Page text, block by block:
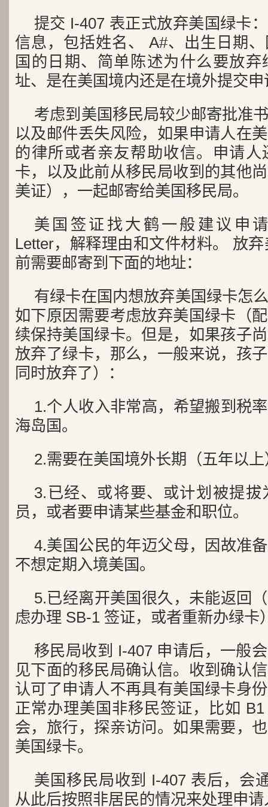
提交 I-407 表正式放弃美国绿卡
信息，包括姓名、 A#、出生日期
国的日期、简单陈述为什么要放
址、是在美国境内还是在境外提交
考虑到美国移民局较少邮寄批准
以及邮件丢失风险，如果申请人在
的律所或者亲友帮助收信。申请
卡，以及此前从移民局收到的其他
美证），一起邮寄给美国移民局。
美国签证找大鹤一般建议申
Letter，解释理由和文件材料。 放
前需要邮寄到下面的地址：
有绿卡在国内想放弃美国绿卡怎
如下原因需要考虑放弃美国绿卡（
续保持美国绿卡。但是，如果孩子
放弃了绿卡，那么，一般来说，孩
同时放弃了）：
1.个人收入非常高，希望搬到税
海岛国。
2.需要在美国境外长期（五年以
3.已经、或将要、或计划被提
员，或者要申请某些基金和职位。
4.美国公民的年迈父母，因故准
不想定期入境美国。
5.已经离开美国很久，未能返回
虑办理 SB-1 签证，或者重新办绿卡
移民局收到 I-407 申请后，一般
见下面的移民局确认信。收到确认
认可了申请人不再具有美国绿卡身
正常办理美国非移民签证，比如
会，旅行，探亲访问。如果需要，
美国绿卡。
美国移民局收到 I-407 表后，会
从此后按照非居民的情况来处理申